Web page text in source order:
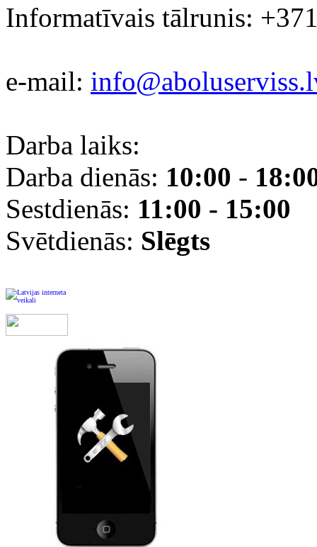
Informatīvais tālrunis:
e-mail:
Darba laiks:
Darba dienās: 10:00 -
Sestdienās: 11:00 - 15:00
Svētdienās: Slēgts